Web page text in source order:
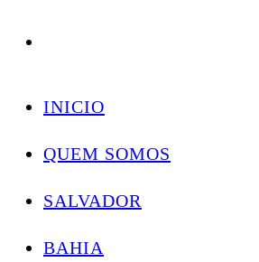
Skip
INICIO
QUEM SOMOS
SALVADOR
BAHIA